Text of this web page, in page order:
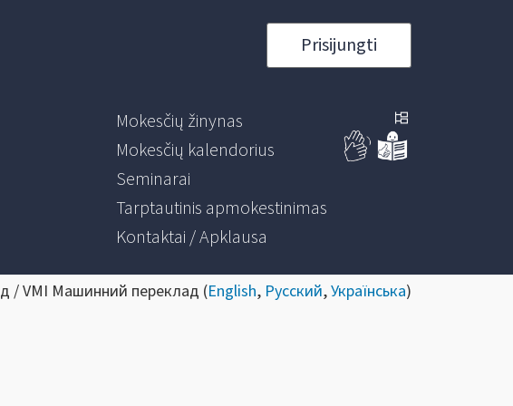
Prisijungti
Mokesčių žinynas
Mokesčių kalendorius
Seminarai
Tarptautinis apmokestinimas
Kontaktai / Apklausa
/ VMI Машинний переклад (English, Русский,Українська)